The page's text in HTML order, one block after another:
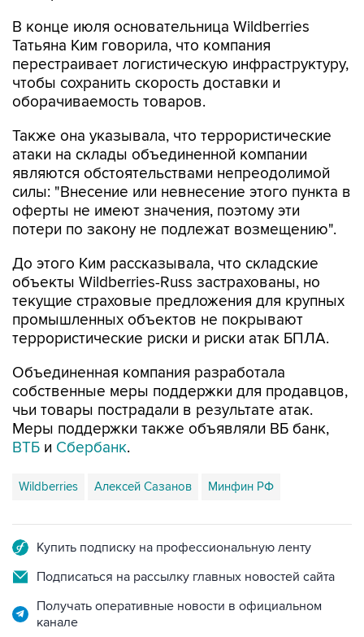
В конце июля основательница Wildberries
Татьяна Ким говорила, что компания
перестраивает логистическую инфраструктуру,
чтобы сохранить скорость доставки и
оборачиваемость товаров.
Также она указывала, что террористические
атаки на склады объединенной компании
являются обстоятельствами непреодолимой
силы: "Внесение или невнесение этого пункта в
оферты не имеют значения, поэтому эти
потери по закону не подлежат возмещению".
До этого Ким рассказывала, что складские
объекты Wildberries-Russ застрахованы, но
текущие страховые предложения для крупных
промышленных объектов не покрывают
террористические риски и риски атак БПЛА.
Объединенная компания разработала
собственные меры поддержки для продавцов,
чьи товары пострадали в результате атак.
Меры поддержки также объявляли ВБ банк,
ВТБ и Сбербанк.
Wildberries Алексей Сазанов Минфин РФ
Купить подписку на профессиональную ленту
Подписаться на рассылку главных новостей сайта
Получать оперативные новости в официальном
канале